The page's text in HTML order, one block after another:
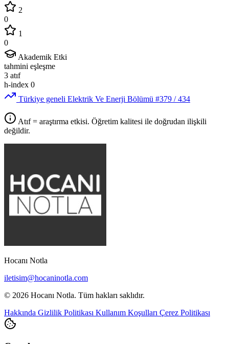
2
0
1
0
Akademik Etki
tahmini eşleşme
3 atıf
h-index 0
Türkiye geneli Elektrik Ve Enerji Bölümü #379 / 434
Atıf = araştırma etkisi. Öğretim kalitesi ile doğrudan ilişkili
değildir.
Hocanı Notla
iletisim@hocaninotla.com
© 2026 Hocanı Notla. Tüm hakları saklıdır.
Hakkında Gizlilik Politikası Kullanım Koşulları Çerez Politikası